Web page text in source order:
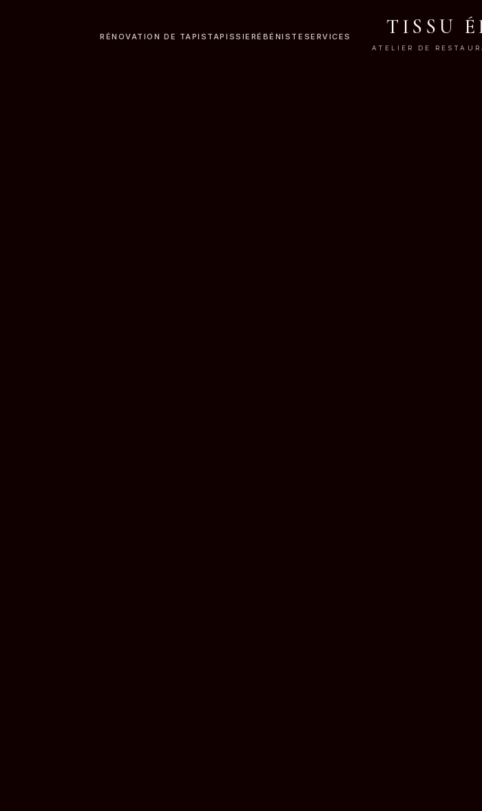
RÉNOVATION DE TAPIS TAPISSIERÉBÉNISTE SERVICES TISSU
ATELIER DE